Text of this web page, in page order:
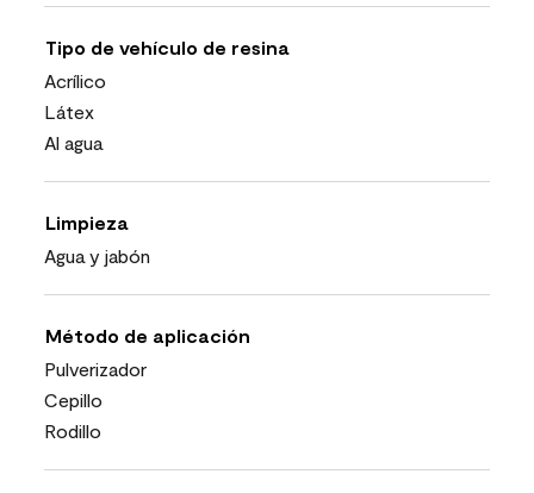
Tipo de vehículo de resina
Acrílico
Látex
Al agua
Limpieza
Agua y jabón
Método de aplicación
Pulverizador
Cepillo
Rodillo